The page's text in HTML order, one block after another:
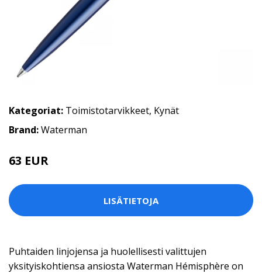
Kategoriat: Toimistotarvikkeet, Kynät
Brand:Waterman
63 EUR
LISÄTIETOJA
Puhtaiden linjojensa ja huolellisesti valittujen
yksityiskohtiensa ansiosta Waterman Hémisphère on